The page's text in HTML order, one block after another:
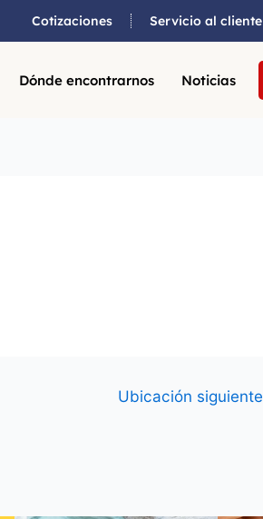
Cotizaciones Servicio al cliente
Dónde encontrarnos Noticias
Ubicación siguiente